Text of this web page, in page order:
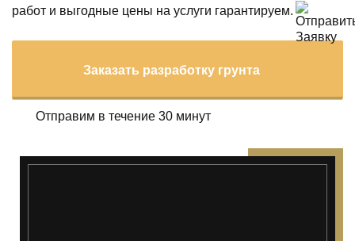
работ и выгодные цены на услуги гарантируем.
Заказать разработку грунта
Отправим в течение 30 минут